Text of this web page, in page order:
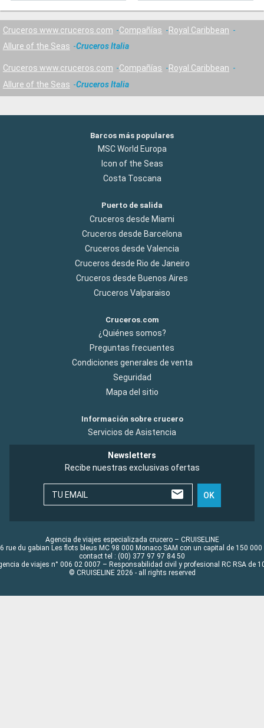
Cruceros www.cruceros.com Compañías
Royal Caribbean
Allure of the Seas
Cruceros Italia
Cruceros www.cruceros.com Compañías
Royal Caribbean
Allure of the Seas
Cruceros Italia
Barcos más populares
MSC World Europa
Icon of the Seas
Costa Toscana
Puerto de salida
Cruceros desde Miami
Cruceros desde Barcelona
Cruceros desde Valencia
Cruceros desde Rio de Janeiro
Cruceros desde Buenos Aires
Cruceros Valparaiso
Cruceros.com
¿Quiénes somos?
Preguntas frecuentes
Condiciones generales de venta
Seguridad
Mapa del sitio
Información sobre crucero
Servicios de Asistencia
Newsletters
Recibe nuestras exclusivas ofertas
TU EMAIL OK
Agencia de viajes especializada crucero – CRUISELINE
rue du gabian Les flots bleus MC 98 000 Monaco SAM con un capital de 150 000
contact tel : (00) 377 97 97 84 50
de viajes n° 006 02 0007 – Responsabilidad civil y profesional RC RSA de
© CRUISELINE 2026 - all rights reserved